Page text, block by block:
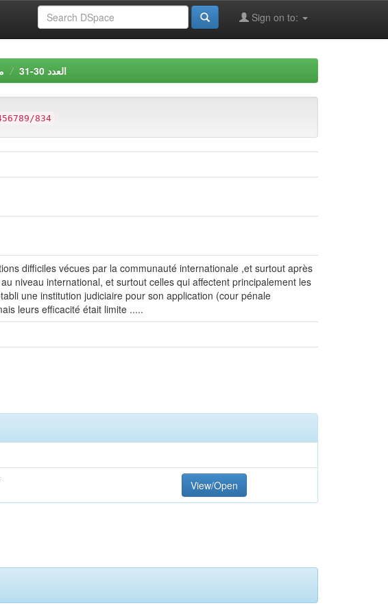
Sign on to:
العدد 30-31
834
difficiles vécues par la communauté internationale ,et surtout après
niveau international, et surtout celles qui affectent principalement les
une institution judiciaire pour son application (cour pénale
leurs efficacité était limite .....
View/Open